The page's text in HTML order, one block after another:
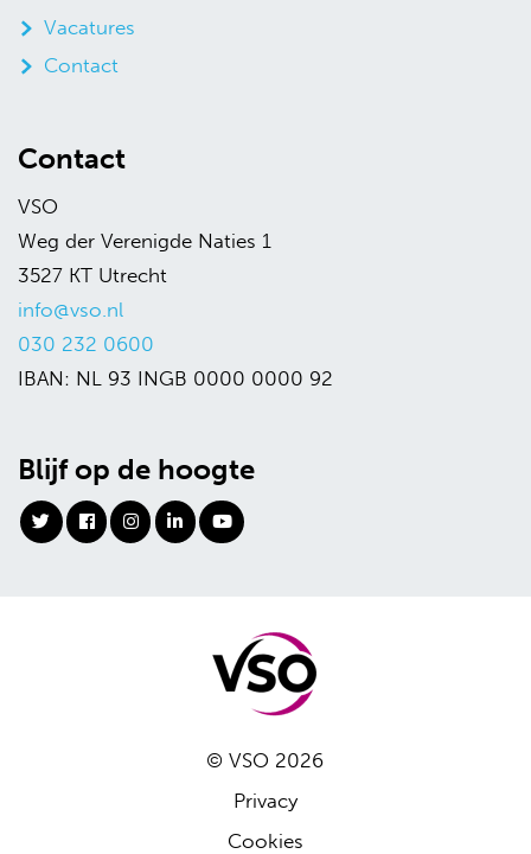
Vacatures
Contact
Contact
VSO
Weg der Verenigde Naties 1
3527 KT Utrecht
info@vso.nl
030 232 0600
IBAN: NL 93 INGB 0000 0000 92
Blijf op de hoogte
© VSO 2026
Privacy
Cookies